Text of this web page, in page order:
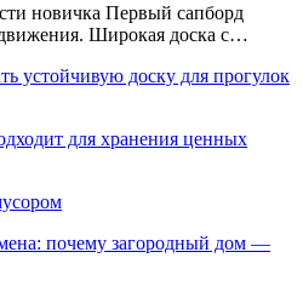
новичка Первый сапборд
Широкая доска с…
устойчивую доску для прогулок
для хранения ценных
почему загородный дом —